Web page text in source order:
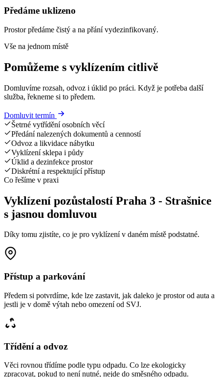
Předáme uklizeno
Prostor předáme čistý a na přání vydezinfikovaný.
Vše na jednom místě
Pomůžeme s vyklízením citlivě
Domluvíme rozsah, odvoz i úklid po práci. Když je potřeba další
služba, řekneme si to předem.
Domluvit termín
Šetrné vytřídění osobních věcí
Předání nalezených dokumentů a cenností
Odvoz a likvidace nábytku
Vyklízení sklepa i půdy
Úklid a dezinfekce prostor
Diskrétní a respektující přístup
Co řešíme v praxi
Vyklízení pozůstalostí Praha 3 - Strašnice
s jasnou domluvou
Díky tomu zjistíte, co je pro vyklízení v daném místě podstatné.
Přístup a parkování
Předem si potvrdíme, kde lze zastavit, jak daleko je prostor od auta a
jestli je v domě výtah nebo omezení od SVJ.
Třídění a odvoz
Věci rovnou třídíme podle typu odpadu. Co lze ekologicky
zpracovat, pokud to není nutné, nejde do směsného odpadu.